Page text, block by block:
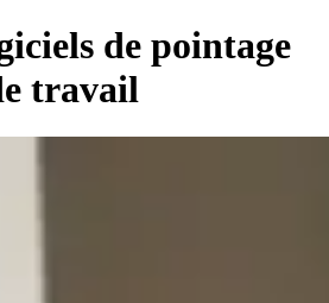
de pointage
travail